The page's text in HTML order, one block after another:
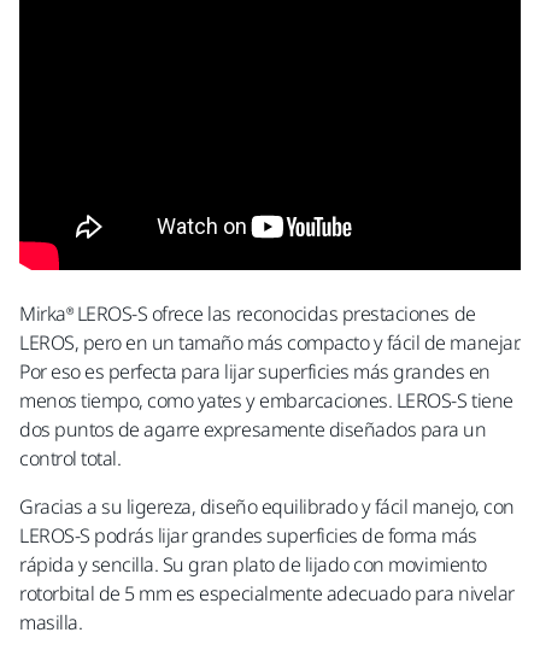
Mirka® LEROS-S ofrece las reconocidas prestaciones de
LEROS, pero en un tamaño más compacto y fácil de manejar.
Por eso es perfecta para lijar superficies más grandes en
menos tiempo, como yates y embarcaciones. LEROS-S tiene
dos puntos de agarre expresamente diseñados para un
control total.
Gracias a su ligereza, diseño equilibrado y fácil manejo, con
LEROS-S podrás lijar grandes superficies de forma más
rápida y sencilla. Su gran plato de lijado con movimiento
rotorbital de 5 mm es especialmente adecuado para nivelar
masilla.